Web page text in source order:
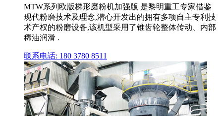
MTW系列欧版梯形磨粉机加强版 是黎明重工专家借鉴
现代粉磨技术及理念,潜心开发出的拥有多项自主专利技
术产权的粉磨设备,该机型采用了锥齿轮整体传动、内部
稀油润滑 .
联系电话: 180 3780 8511